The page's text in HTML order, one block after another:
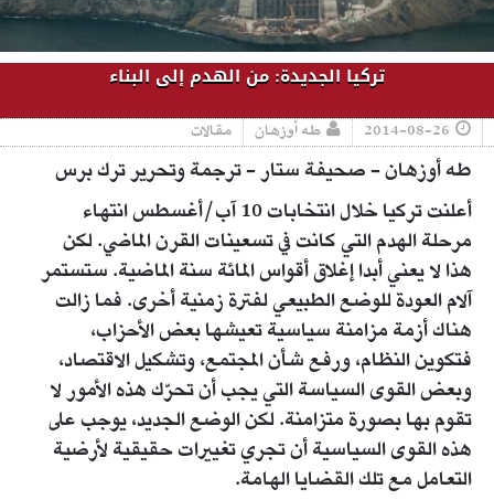
تركيا الجديدة: من الهدم إلى البناء
2014-08-26 طه أوزهان مقالات
طه أوزهان - صحيفة ستار - ترجمة وتحرير ترك برس
أعلنت تركيا خلال انتخابات 10 آب/أغسطس انتهاء
مرحلة الهدم التي كانت في تسعينات القرن الماضي. لكن
هذا لا يعني أبدا إغلاق أقواس المائة سنة الماضية. ستستمر
آلام العودة للوضع الطبيعي لفترة زمنية أخرى. فما زالت
هناك أزمة مزامنة سياسية تعيشها بعض الأحزاب،
فتكوين النظام، ورفع شأن المجتمع، وتشكيل الاقتصاد،
وبعض القوى السياسة التي يجب أن تحرّك هذه الأمور لا
تقوم بها بصورة متزامنة. لكن الوضع الجديد، يوجب على
هذه القوى السياسية أن تجري تغييرات حقيقية لأرضية
التعامل مع تلك القضايا الهامة.